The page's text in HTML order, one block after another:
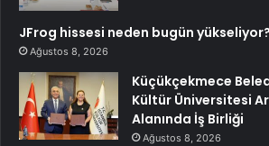
JFrog hissesi neden bugün yükseliyor?
Ağustos 8, 2026
Küçükçekmece
Kültür Üniversitesi
Alanında İş Birliği
Ağustos 8, 2026